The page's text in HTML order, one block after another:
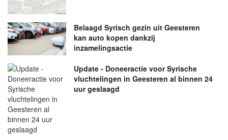
Belaagd Syrisch gezin uit Geesteren
kan auto kopen dankzij
inzamelingsactie
Update - Doneeractie voor Syrische
vluchtelingen in Geesteren al binnen 24
uur geslaagd